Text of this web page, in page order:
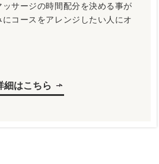
サージの時間配分を決める事が
コースをアレンジしたい人にオ
細はこちら